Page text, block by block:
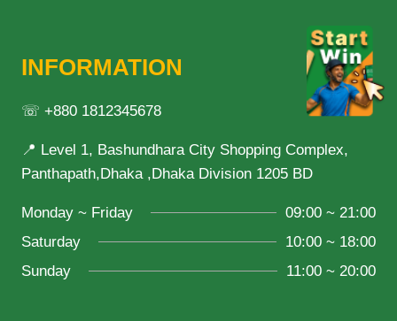
INFORMATION
☏ +880 1812345678
📍 Level 1, Bashundhara City Shopping Complex,
Panthapath,Dhaka ,Dhaka Division 1205 BD
Monday ~ Friday
09:00 ~ 21:00
Saturday
10:00 ~ 18:00
Sunday
11:00 ~ 20:00